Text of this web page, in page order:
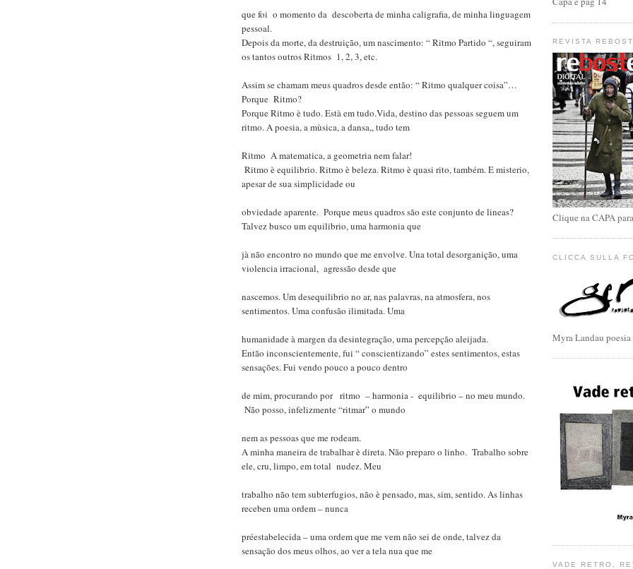
que foi o momento da descoberta de minha caligrafia, de minha linguagem
pessoal.
Depois da morte, da destruição, um nascimento: “ Ritmo Partido “, seguiram
os tantos outros Ritmos 1, 2, 3, etc.
Assim se chamam meus quadros desde então: “ Ritmo qualquer coisa”…
Porque Ritmo?
Porque Ritmo è tudo. Està em tudo.Vida, destino das pessoas seguem um
ritmo. A poesia, a mùsica, a dansa,, tudo tem
Ritmo A matematica, a geometria nem falar!
Ritmo è equilibrio. Ritmo è beleza. Ritmo è quasi rito, também. E misterio,
apesar de sua simplicidade ou
obviedade aparente. Porque meus quadros são este conjunto de lineas?
Talvez busco um equilibrio, uma harmonia que
jà não encontro no mundo que me envolve. Una total desorganição, uma
violencia irracional, agressão desde que
nascemos. Um desequilibrio no ar, nas palavras, na atmosfera, nos
sentimentos. Uma confusão ilimitada. Uma
humanidade à margen da desintegração, uma percepção aleijada.
Então inconscientemente, fui “ conscientizando” estes sentimentos, estas
sensações. Fui vendo pouco a pouco dentro
de mim, procurando por ritmo – harmonia - equilibrio – no meu mundo.
Não posso, infelizmente “ritmar” o mundo
nem as pessoas que me rodeam.
A minha maneira de trabalhar è direta. Não preparo o linho. Trabalho sobre
ele, cru, limpo, em total nudez. Meu
trabalho não tem subterfugios, não è pensado, mas, sim, sentido. As linhas
receben uma ordem – nunca
préestabelecida – uma ordem que me vem não sei de onde, talvez da
sensação dos meus olhos, ao ver a tela nua que me
REVISTA
Clique na CAPA
CLICCA SULLA
Myra Landau poesia
VADE RETRO,